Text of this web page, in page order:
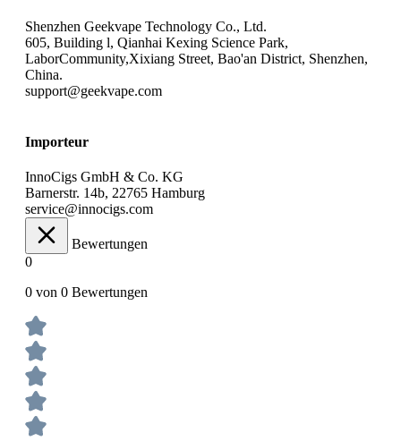
Shenzhen Geekvape Technology Co., Ltd.
605, Building l, Qianhai Kexing Science Park,
LaborCommunity,Xixiang Street, Bao'an District, Shenzhen,
China.
support@geekvape.com
Importeur
InnoCigs GmbH & Co. KG
Barnerstr. 14b, 22765 Hamburg
service@innocigs.com
Bewertungen
0
0 von 0 Bewertungen